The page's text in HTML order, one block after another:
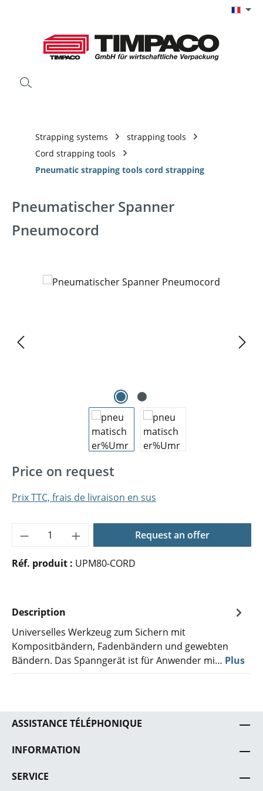
Strapping systems
strapping tools
Cord strapping tools
Pneumatic strapping tools cord strapping
Pneumatischer Spanner
Pneumocord
Ignorer la galerie d'images
Price on request
Prix TTC, frais de livraison en sus
Quantité de produit : Entrez la
Request an offer
Réf. produit : UPM80-CORD
Description
Universelles Werkzeug zum Sichern mit
Kompositbändern, Fadenbändern und gewebten
Bändern. Das Spanngerät ist für Anwender mi… Plus
ASSISTANCE TÉLÉPHONIQUE
INFORMATION
SERVICE